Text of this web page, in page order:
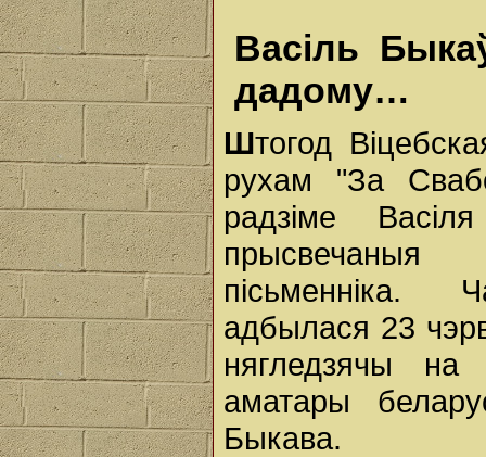
Васіль
дадому…
Штогод
рухам "За
радзіме
прысвечаныя
пісьменніка.
адбылася 23
нягледзячы на
аматары
Быкава.